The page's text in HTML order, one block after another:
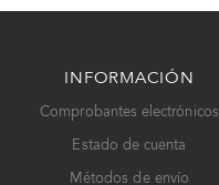
INFORMACIÓN
Comprobantes electrónicos
Estado de cuenta
Métodos de envío